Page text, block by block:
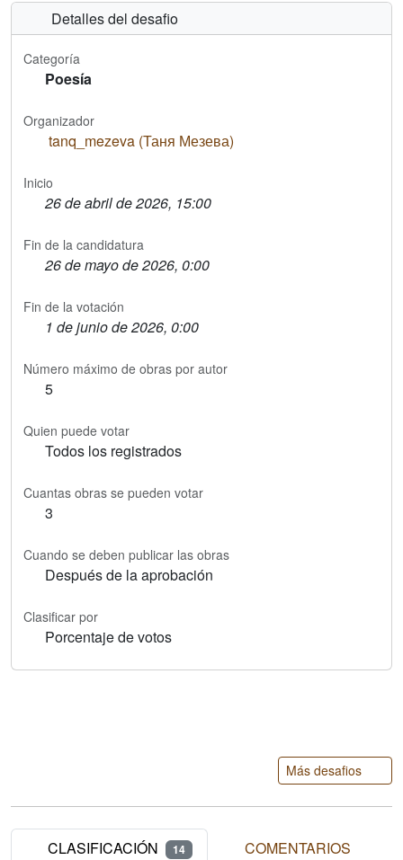
Detalles del desafio
Categoría
Poesía
Organizador
tanq_mezeva (Таня Мезева)
Inicio
26 de abril de 2026, 15:00
Fin de la candidatura
26 de mayo de 2026, 0:00
Fin de la votación
1 de junio de 2026, 0:00
Número máximo de obras por autor
5
Quien puede votar
Todos los registrados
Cuantas obras se pueden votar
3
Cuando se deben publicar las obras
Después de la aprobación
Clasificar por
Porcentaje de votos
Más desafios
CLASIFICACIÓN 14 COMENTARIOS